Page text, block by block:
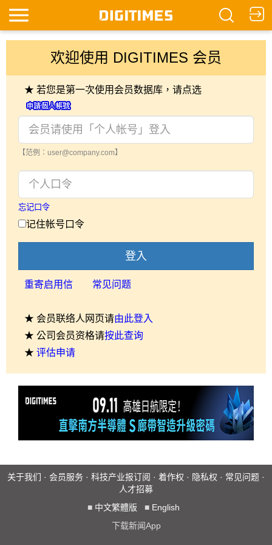
欢迎使用 DIGITIMES 会员
★ 若您是第一次使用会员数据库，请点选
【范例：user@company.com】
忘记口令
记住帐号口令
登入
重寄启用信 常见问题
★ 会员联络人网页请由此登入
★ 公司会员资格请按此查询
★ 评估申请
关于我们 · 会员服务 · 科技产业报订阅 · 着作权 · 隐私权 · 常见问题 ·
人才招募
■ 中文繁體版 ■ English
下载新闻App